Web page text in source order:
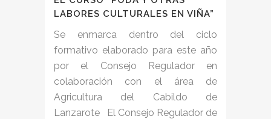
LABORES CULTURALES EN VIÑA”
Se enmarca dentro del ciclo
formativo elaborado para este año
por el Consejo Regulador en
colaboración con el área de
Agricultura del Cabildo de
Lanzarote El Consejo Regulador de